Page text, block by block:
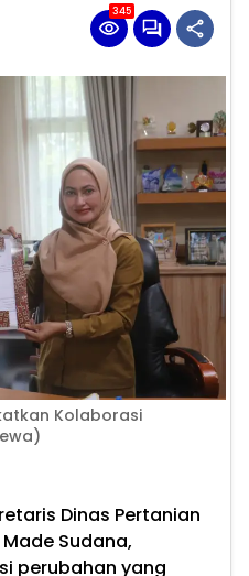
345
Kolaborasi
Dinas Pertanian
Sudana,
perubahan yang